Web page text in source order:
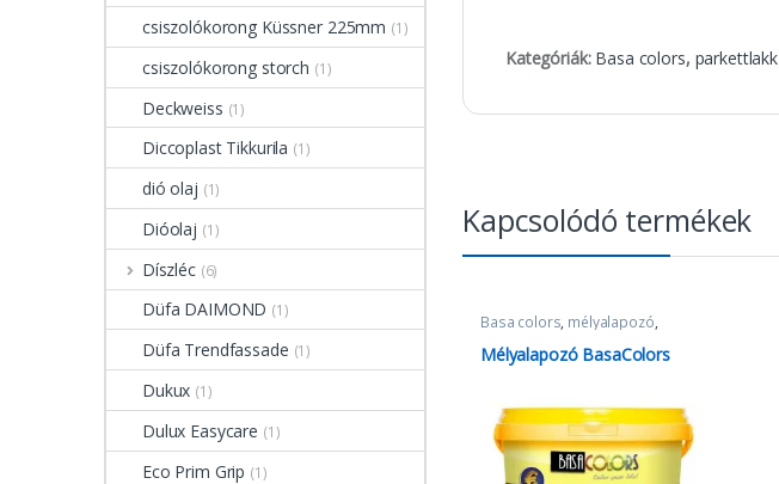
Kategóriák: Basa colors, parkettlakk
Kapcsolódó termékek
Basa colors, mélyalapozó,
Mélyalapozók
Mélyalapozó BasaColors
csiszolókorong Küssner 225mm (1)
csiszolókorong storch (1)
Deckweiss (1)
Diccoplast Tikkurila (1)
dió olaj (1)
Dióolaj (1)
Díszléc (6)
Düfa DAIMOND (1)
Düfa Trendfassade (1)
Dukux (1)
Dulux Easycare (1)
Eco Prim Grip (1)